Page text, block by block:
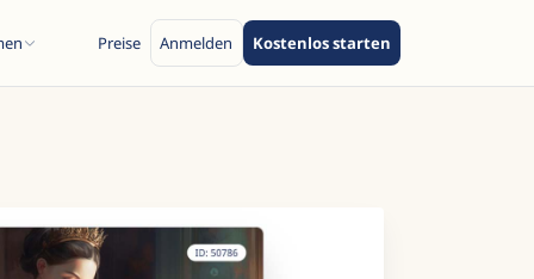
Preise Anmelden Kostenlos starten